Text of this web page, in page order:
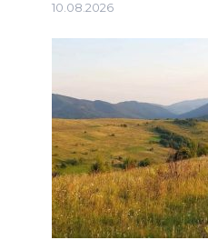
10.08.2026